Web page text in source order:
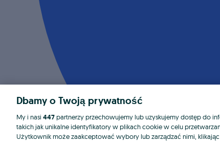
Dbamy o Twoją prywatność
My i nasi 447partnerzy przechowujemy lub uzyskujemy dostęp do
takich jak unikalne identyfikatory w plikach cookie w celu
Użytkownik może zaakceptować wybory lub zarządzać nimi,